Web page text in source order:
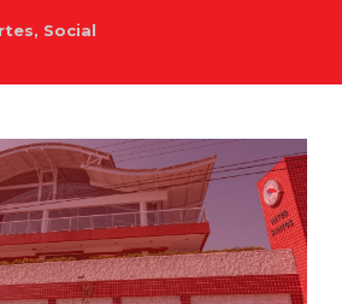
, Social